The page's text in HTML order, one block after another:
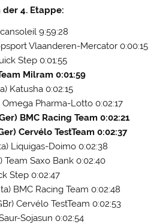
4. Etappe:
9:59:28
Vlaanderen-Mercator 0:00:15
Step 0:01:55
Milram 0:01:59
Katusha 0:02:15
Pharma-Lotto 0:02:17
BMC Racing Team 0:02:21
Cervélo TestTeam 0:02:37
Liquigas-Doimo 0:02:38
Team Saxo Bank 0:02:40
Step 0:02:47
BMC Racing Team 0:02:48
Cervélo TestTeam 0:02:53
Sojasun 0:02:54